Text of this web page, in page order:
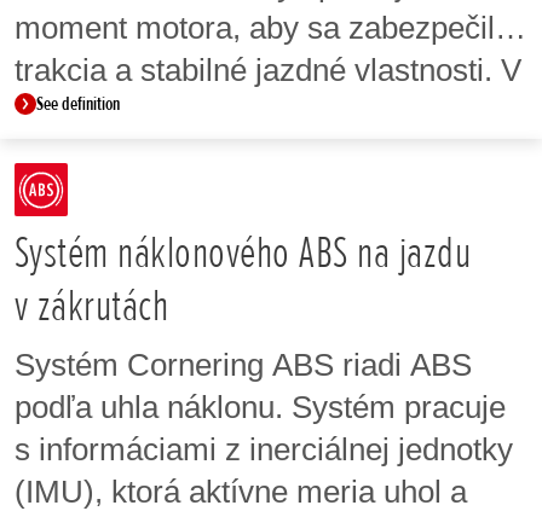
moment motora, aby sa zabezpečila
trakcia a stabilné jazdné vlastnosti. V
niektorých modeloch je možné
úroveň zásahov systému HSTC
upraviť tak, aby vyhovovala
preferenciám jazdca a jazdným
podmienkam. Úrovne systému
HSTC sú tiež súčasťou voliteľných
jazdných režimov.
See definition
Systém náklonového ABS na jazdu
v zákrutách
Systém Cornering ABS riadi ABS
podľa uhla náklonu. Systém pracuje
s informáciami z inerciálnej jednotky
(IMU), ktorá aktívne meria uhol a